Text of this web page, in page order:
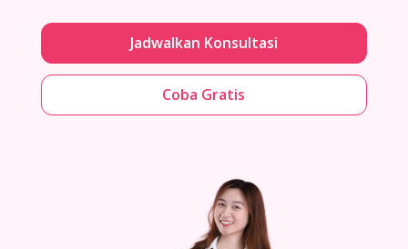
Jadwalkan Konsultasi
Coba Gratis